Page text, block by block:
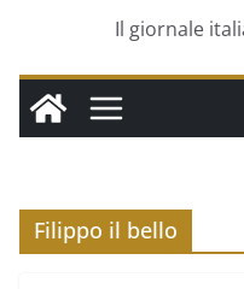
Il giornale
Filippo il bello